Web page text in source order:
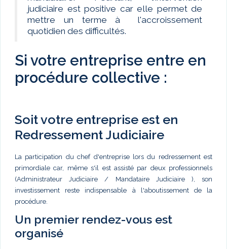
judiciaire est positive car elle permet de
mettre un terme à l'accroissement
quotidien des difficultés.
Si votre entreprise entre en
procédure collective :
Soit votre entreprise est en
Redressement Judiciaire
La participation du chef d'entreprise lors du redressement est
primordiale car, même s'il est assisté par deux professionnels
(Administrateur Judiciaire / Mandataire Judiciaire ), son
investissement reste indispensable à l'aboutissement de la
procédure.
Un premier rendez-vous est
organisé